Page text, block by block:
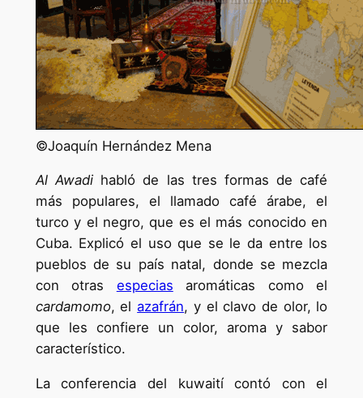
©Joaquín Hernández Mena
Al Awadi habló de las tres formas de café
más populares, el llamado café árabe, el
turco y el negro, que es el más conocido en
Cuba. Explicó el uso que se le da entre los
pueblos de su país natal, donde se mezcla
con otras especias aromáticas como el
cardamomo, elazafrán, y el clavo de olor, lo
que les confiere un color, aroma y sabor
característico.
La conferencia del kuwaití contó con el